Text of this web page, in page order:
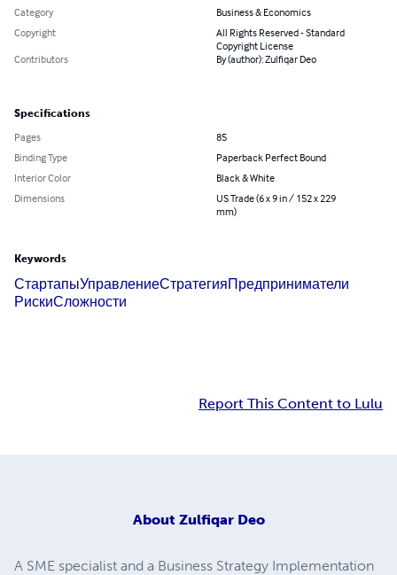
Category
Business & Economics
Copyright
All Rights Reserved - Standard
Copyright License
Contributors
By (author): Zulfiqar Deo
Specifications
Pages
85
Binding Type
Paperback Perfect Bound
Interior Color
Black & White
Dimensions
US Trade (6 x 9 in / 152 x 229
mm)
Keywords
СтартапыУправлениеСтратегияПредприниматели
РискиСложности
Report This Content to Lulu
About Zulfiqar Deo
A SME specialist and a Business Strategy Implementation